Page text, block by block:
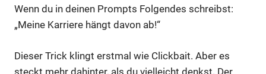
Wenn du in deinen Prompts Folgendes schreibst:
„Meine Karriere hängt davon ab!“
Dieser Trick klingt erstmal wie Clickbait. Aber es
steckt mehr dahinter, als du vielleicht denkst. Der